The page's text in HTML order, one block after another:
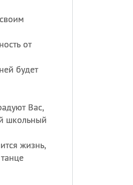
от
будет
Вас,
школьный
жизнь,